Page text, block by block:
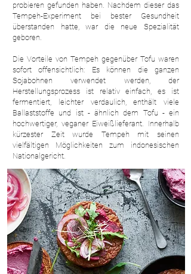
probieren gefunden haben. Nachdem dieser das
Tempeh-Experiment bei bester Gesundheit
überstanden hatte, war die neue Spezialität
geboren.
Die Vorteile von Tempeh gegenüber Tofu waren
sofort offensichtlich: Es können die ganzen
Sojabohnen verwendet werden, der
Herstellungsprozess ist relativ einfach, es ist
fermentiert, leichter verdaulich, enthält viele
Ballaststoffe und ist - ähnlich dem Tofu - ein
hochwertiger, veganer Eiweißlieferant. Innerhalb
kürzester Zeit wurde Tempeh mit seinen
vielfältigen Möglichkeiten zum indonesischen
Nationalgericht.